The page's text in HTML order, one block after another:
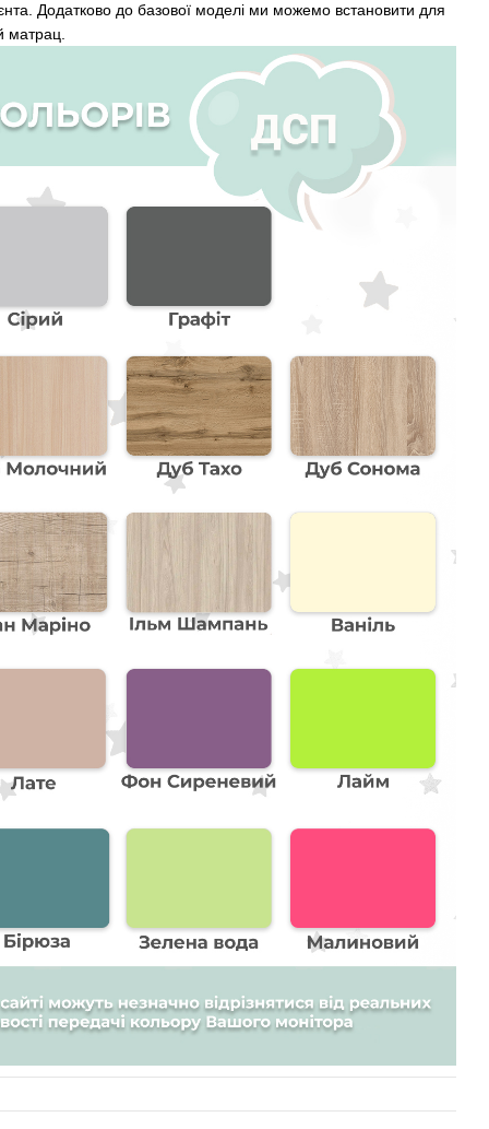
Додатково до базової моделі ми можемо встановити для
матрац.